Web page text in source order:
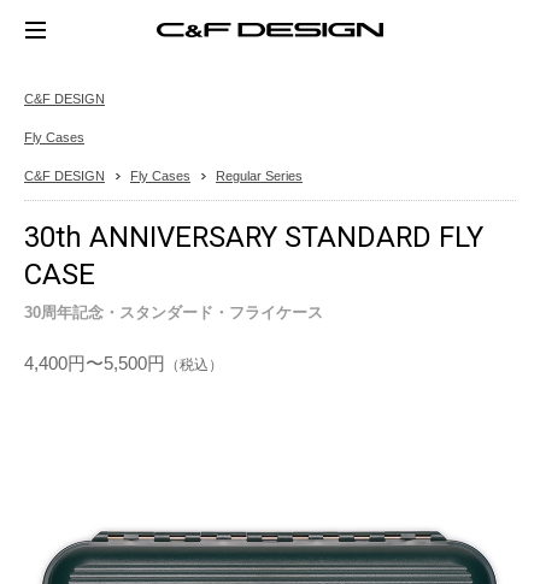
C&F DESIGN
Fly Cases
C&F DESIGN Fly Cases Regular Series
30th ANNIVERSARY STANDARD FLY
CASE
30周年記念・スタンダード・フライケース
4,400円〜5,500円 （税込）